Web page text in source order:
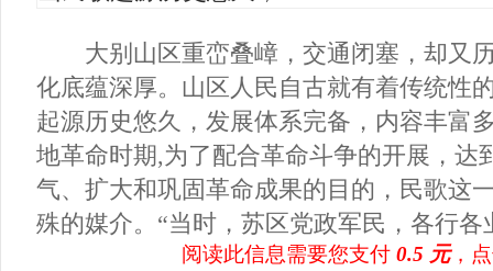
大别山区重峦叠嶂，交通闭塞，却又
化底蕴深厚。山区人民自古就有着传统性
起源历史悠久，发展体系完备，内容丰富
地革命时期,为了配合革命斗争的开展，达
气、扩大和巩固革命成果的目的，民歌这
殊的媒介。“当时，苏区党政军民，各行各
阅读此信息需要您支付 0.5 元，